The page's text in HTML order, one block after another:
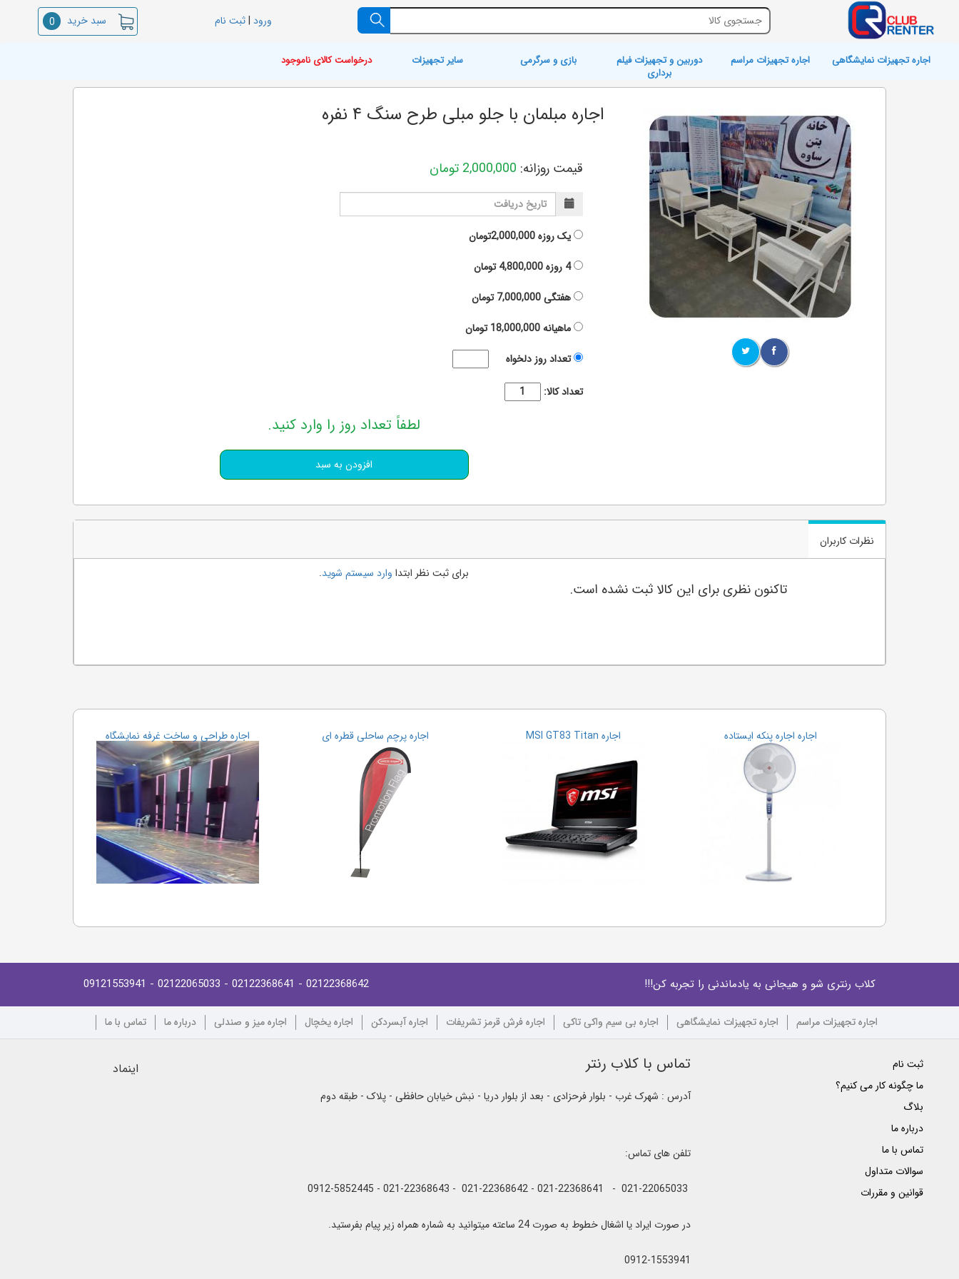
ورود |ثبت نام سبد خرید 0
اجاره تجهیزات نمایشگاهی اجاره تجهیزات مراسم
دوربین و تجهیزات فیلم
برداری
بازی و سرگرمی سایر تجهیزات درخواست کالای ناموجود
اجاره مبلمان با جلو مبلی طرح سنگ ۴ نفره
قیمت روزانه: 2,000,000 تومان
یک روزه2,000,000تومان
4 روزه
4,800,000تومان
هفتگی7,000,000تومان
ماهیانه18,000,000تومان
تعداد روز دلخواه
تعداد کالا:
لطفاً تعداد روز را وارد کنید.
نظرات کاربران
تاکنون نظری برای این کالا ثبت نشده است.
برای ثبت نظر ابتدا وارد سیستم شوید.
اجاره اجاره پنکه ایستاده اجاره MSI GT83 Titan اجاره پرچم ساحلی قطره ای اجاره طراحی و ساخت غرفه نمایشگاه
کلاب رنتری شو و هیجانی به یادماندنی را تجربه کن!!! 02122368642
- 02122368641
- 02122065033
- 09121553941
اجاره تجهیزات مراسم اجاره تجهیزات نمایشگاهی اجاره بی سیم واکی تاکی اجاره فرش قرمز تشریفات اجاره آبسردکن اجاره یخچال اجاره میز و صندلی درباره ما تماس با ما
ثبت نام
ما چگونه کار می کنیم؟
بلاگ
درباره ما
تماس با ما
سوالات متداول
قوانین و مقررات
تماس با کلاب رنتر
آدرس : شهرک غرب - بلوار فرحزادی - بعد از بلوار دریا - نبش خیابان حافظی - پلاک - طبقه دوم
تلفن های تماس:
در صورت ایراد یا اشغال خطوط به صورت 24 ساعته میتوانید به شماره همراه زیر پیام بفرستید.
0912-1553941
اینماد